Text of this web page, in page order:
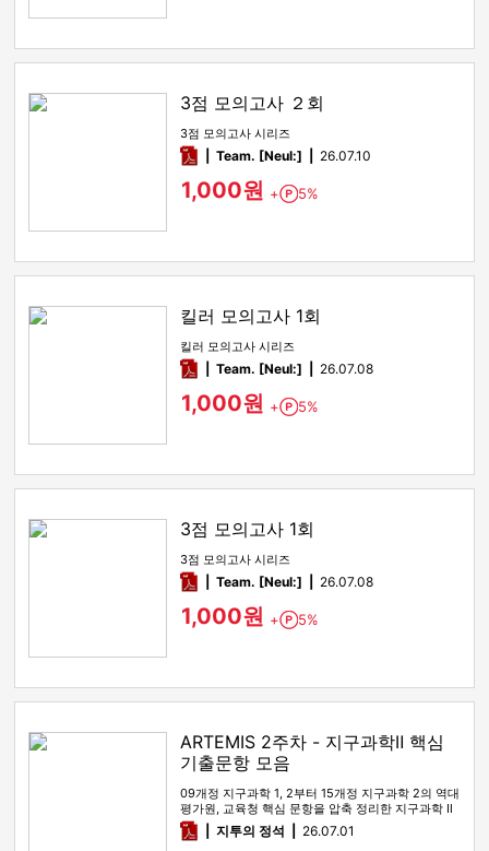
3점 모의고사 ２회
3점 모의고사 시리즈
pdfTeam. [Neul:] 26.07.10
1,000원 + Point
5%
킬러 모의고사 1회
킬러 모의고사 시리즈
pdfTeam. [Neul:] 26.07.08
1,000원 + Point
5%
3점 모의고사 1회
3점 모의고사 시리즈
pdfTeam. [Neul:] 26.07.08
1,000원 + Point
5%
ARTEMIS 2주차 - 지구과학Ⅱ 핵심
기출문항 모음
09개정 지구과학 1, 2부터 15개정 지구과학 2의 역대
평가원, 교육청 핵심 문항을 압축 정리한 지구과학 Ⅱ
기출 선별 …
pdf지투의 정석 26.07.01